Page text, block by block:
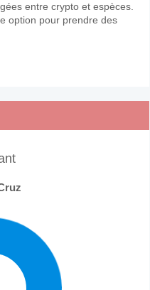
entre crypto et espèces.
option pour prendre des